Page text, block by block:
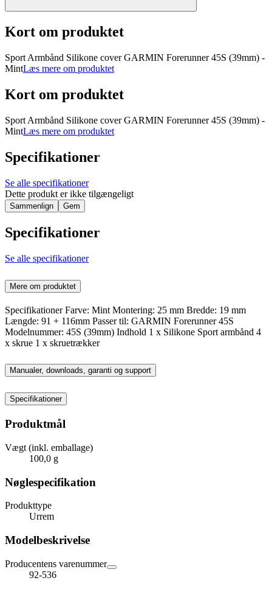
Kort om produktet
Sport Armbånd Silikone cover GARMIN Forerunner 45S (39mm) -
MintLæs mere om produktet
Kort om produktet
Sport Armbånd Silikone cover GARMIN Forerunner 45S (39mm) -
MintLæs mere om produktet
Specifikationer
Se alle specifikationer
Dette produkt er ikke tilgængeligt
Sammenlign Gem
Specifikationer
Se alle specifikationer
Mere om produktet
Specifikationer Farve: Mint Montering: 25 mm Bredde: 19 mm
Længde: 91 + 116mm Passer til: GARMIN Forerunner 45S
Modelnummer: 45S (39mm) Indhold 1 x Silikone Sport armbånd 4
x skrue 1 x skruetrækker
Manualer, downloads, garanti og support
Specifikationer
Produktmål
Vægt (inkl. emballage)
100,0 g
Nøglespecifikation
Produkttype
Urrem
Modelbeskrivelse
Producentens varenummer
92-536